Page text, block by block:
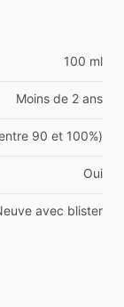
100 ml
Moins de 2 ans
90 et 100%)
Oui
avec blister